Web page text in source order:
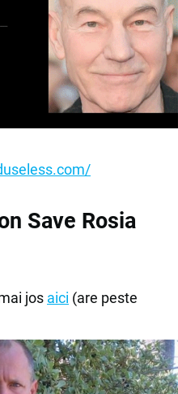
Save Rosia
jos aici (are peste